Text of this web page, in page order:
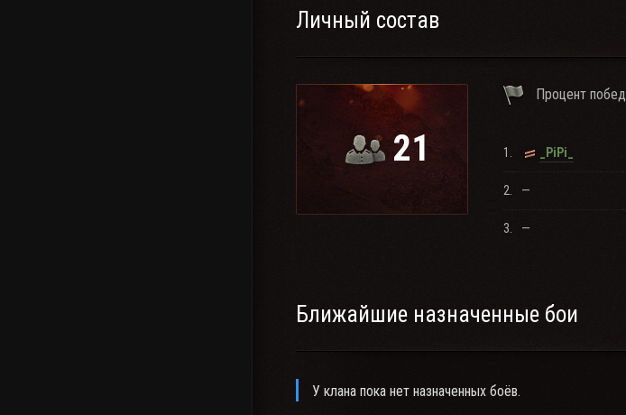
Личный состав
21
Процент побед
1. _PiPi_
2. —
3. —
Ближайшие назначенные бои
У клана пока нет назначенных боёв.